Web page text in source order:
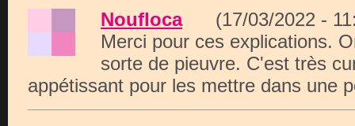
Noufloca(17/03/2022 -
Merci pour ces explications.
sorte de pieuvre. C'est très
appétissant pour les mettre dans une